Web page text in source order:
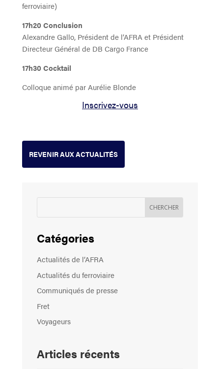
ferroviaire)
17h20 Conclusion
Alexandre Gallo, Président de l’AFRA et Président
Directeur Général de DB Cargo France
17h30 Cocktail
Colloque animé par Aurélie Blonde
Inscrivez-vous
REVENIR AUX ACTUALITÉS
Catégories
Actualités de l’AFRA
Actualités du ferroviaire
Communiqués de presse
Fret
Voyageurs
Articles récents